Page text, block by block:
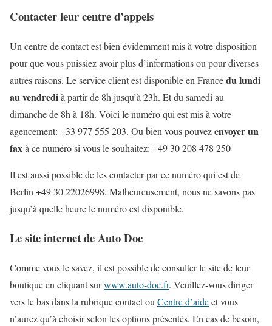
Contacter leur centre d’appels
Un centre de contact est bien évidemment mis à votre disposition
pour que vous puissiez avoir plus d’informations ou pour diverses
autres raisons. Le service client est disponible en Francedu lundi
au vendredià partir de 8h jusqu’à 23h. Et du samedi au
dimanche de 8h à 18h. Voici le numéro qui est mis à votre
agencement: +33 977 555 203. Ou bien vous pouvezenvoyer un
faxà ce numéro si vous le souhaitez: +49 30 208 478 250
Il est aussi possible de les contacter par ce numéro qui est de
Berlin +49 30 22026998. Malheureusement, nous ne savons pas
jusqu’à quelle heure le numéro est disponible.
Le site internet de Auto Doc
Comme vous le savez, il est possible de consulter le site de leur
boutique en cliquant surwww.auto-doc.fr. Veuillez-vous diriger
vers le bas dans la rubrique contact ou Centre d’aideet vous
n’aurez qu’à choisir selon les options présentés. En cas de besoin,